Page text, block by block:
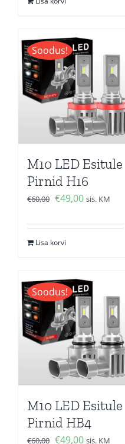
€60,00.
Soodus!
M10 LED Esitule
Pirnid H16
€60,00 Algne
oli:
€60,00.
€49,00Current
is:
sis. KM
Lisa korvi
Soodus!
M10 LED Esitule
Pirnid HB4
€60,00 Algne
€49,00Current
sis. KM